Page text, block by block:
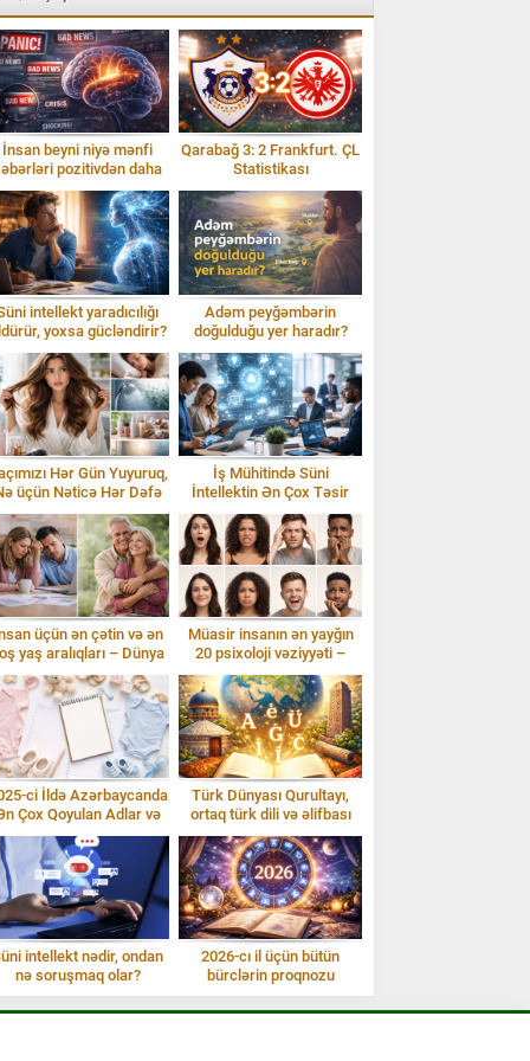
İnsan beyni niyə mənfi
pozitivdən daha
tez qəbul edir?
Qarabağ 3: 2 Frankfurt. ÇL
Statistikası
intellekt yaradıcılığı
yoxsa gücləndirir?
Adəm peyğəmbərin
doğulduğu yer haradır?
İddialar və sübutlar
Hər Gün Yuyuruq,
üçün Nəticə Hər Dəfə
Fərqli Olur?
İş Mühitində Süni
İntellektin Ən Çox Təsir
Etdiyi 10 Peşə
üçün ən çətin və ən
yaş aralıqları – Dünya
statistikası
Müasir insanın ən yayğın
20 psixoloji vəziyyəti –
izahlarla
ci İldə Azərbaycanda
Çox Qoyulan Adlar və
İzahı
Türk Dünyası Qurultayı,
ortaq türk dili və əlifbası
intellekt nədir, ondan
nə soruşmaq olar?
Gündəlik istifadə
2026-cı il üçün bütün
bürclərin proqnozu